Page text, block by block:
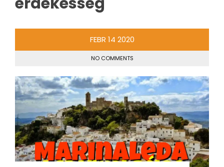
FEBR 14 2020
NO COMMENTS